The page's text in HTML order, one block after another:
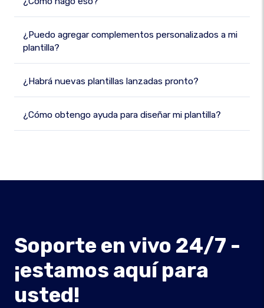
¿Puedo agregar complementos personalizados a mi
plantilla?
¿Habrá nuevas plantillas lanzadas pronto?
¿Cómo obtengo ayuda para diseñar mi plantilla?
Soporte en vivo 24/7 -
¡estamos aquí para
usted!